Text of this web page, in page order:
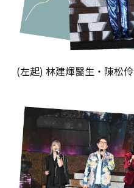
(左起)林建煇醫生‧陳松伶